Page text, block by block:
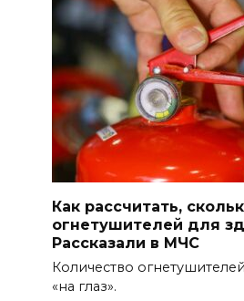
Как рассчитать,
огнетушителей для
Рассказали в МЧС
Количество
«на глаз».